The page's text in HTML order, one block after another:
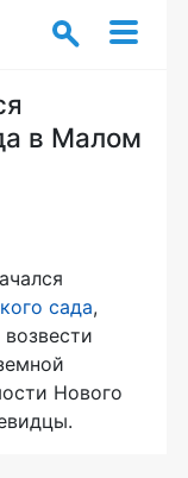
в Малом
сада,
Нового